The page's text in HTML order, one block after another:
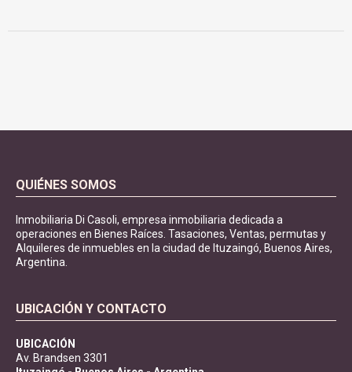
QUIÉNES SOMOS
Inmobiliaria Di Casoli, empresa inmobiliaria dedicada a
operaciones en Bienes Raíces. Tasaciones, Ventas, permutas y
Alquileres de inmuebles en la ciudad de Ituzaingó, Buenos Aires,
Argentina.
UBICACIÓN